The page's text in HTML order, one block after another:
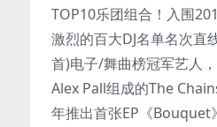
TOP10乐团组合！入围
激烈的百大DJ名单名次直
首)电子/舞曲榜冠军艺人
Alex Pall组成的The
年推出首张EP《Bouquet